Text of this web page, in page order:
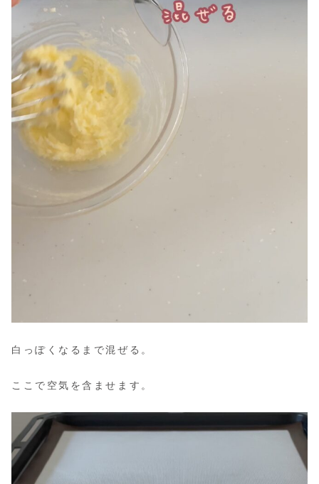
白っぽくなるまで混ぜる。
ここで空気を含ませます。